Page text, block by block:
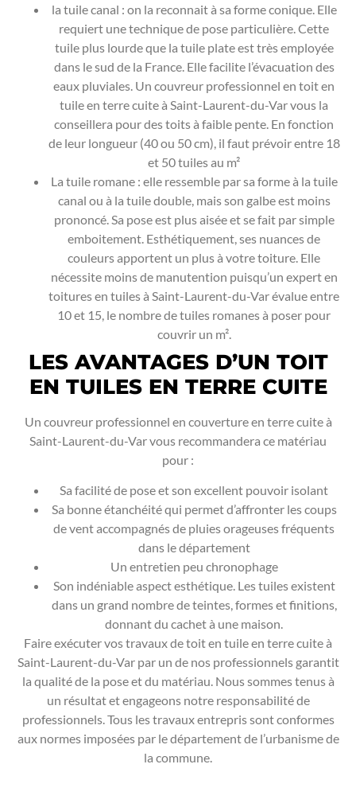
la tuile canal : on la reconnait à sa forme conique. Elle
requiert une technique de pose particulière. Cette
tuile plus lourde que la tuile plate est très employée
dans le sud de la France. Elle facilite l’évacuation des
eaux pluviales. Un couvreur professionnel en toit en
tuile en terre cuite à Saint-Laurent-du-Var vous la
conseillera pour des toits à faible pente. En fonction
de leur longueur (40 ou 50 cm), il faut prévoir entre 18
et 50 tuiles au m²
La tuile romane : elle ressemble par sa forme à la tuile
canal ou à la tuile double, mais son galbe est moins
prononcé. Sa pose est plus aisée et se fait par simple
emboitement. Esthétiquement, ses nuances de
couleurs apportent un plus à votre toiture. Elle
nécessite moins de manutention puisqu’un expert en
toitures en tuiles à Saint-Laurent-du-Var évalue entre
10 et 15, le nombre de tuiles romanes à poser pour
couvrir un m².
LES AVANTAGES D’UN TOIT
EN TUILES EN TERRE CUITE
Un couvreur professionnel en couverture en terre cuite à
Saint-Laurent-du-Var vous recommandera ce matériau
pour :
Sa facilité de pose et son excellent pouvoir isolant
Sa bonne étanchéité qui permet d’affronter les coups
de vent accompagnés de pluies orageuses fréquents
dans le département
Un entretien peu chronophage
Son indéniable aspect esthétique. Les tuiles existent
dans un grand nombre de teintes, formes et finitions,
donnant du cachet à une maison.
Faire exécuter vos travaux de toit en tuile en terre cuite à
Saint-Laurent-du-Var par un de nos professionnels garantit
la qualité de la pose et du matériau. Nous sommes tenus à
un résultat et engageons notre responsabilité de
professionnels. Tous les travaux entrepris sont conformes
aux normes imposées par le département de l’urbanisme de
la commune.